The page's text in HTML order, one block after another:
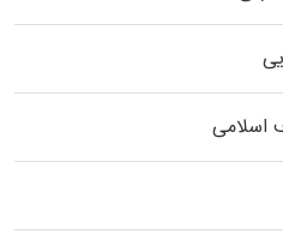
اسلامی